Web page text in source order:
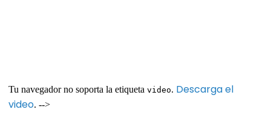
Tu navegador no soporta la etiqueta video. Descarga el
video. -->